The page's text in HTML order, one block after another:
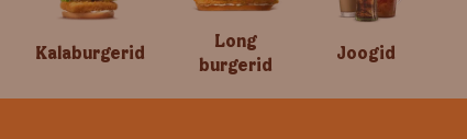
Kalaburgerid
Long
burgerid
Joogid